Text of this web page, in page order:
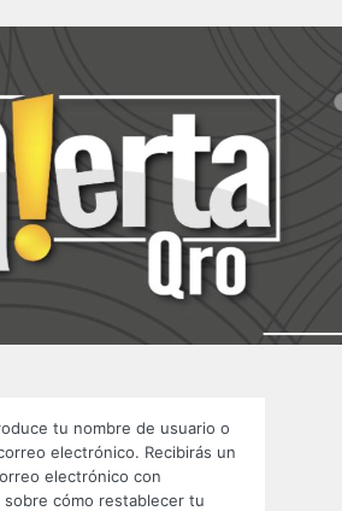
tu nombre de usuario o
electrónico. Recibirás un
electrónico con
cómo restablecer tu